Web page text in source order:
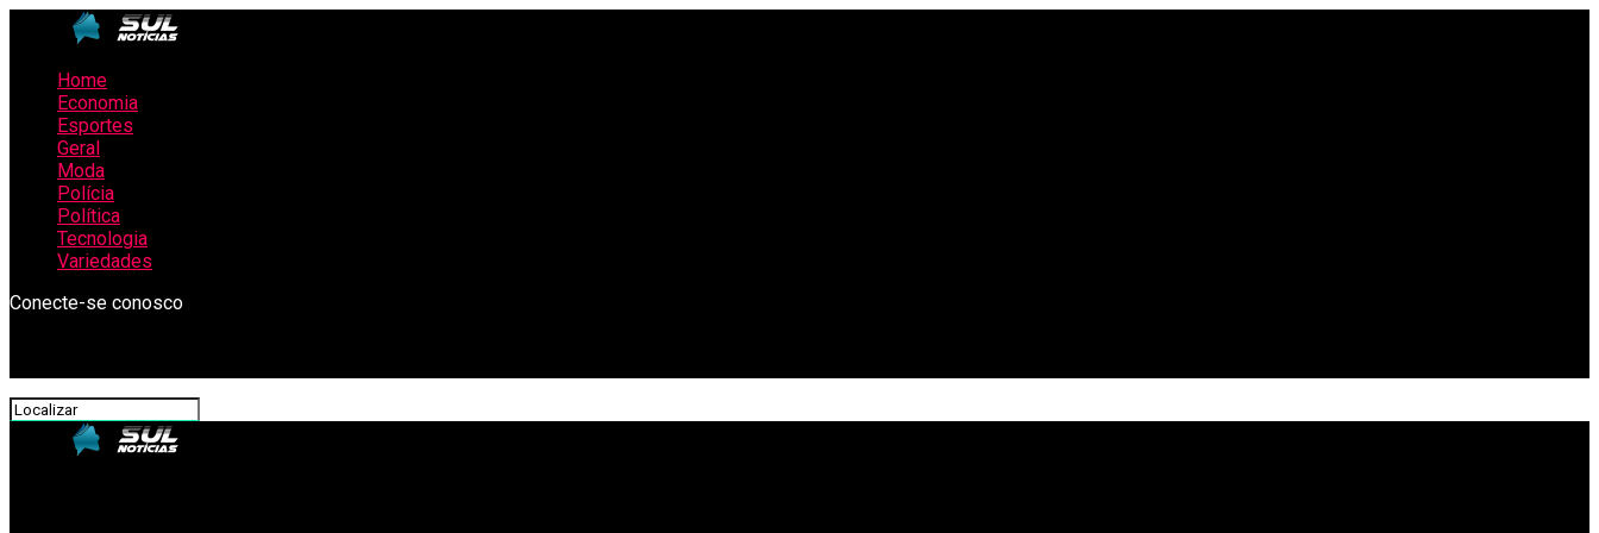
Home
Economia
Esportes
Geral
Moda
Polícia
Política
Tecnologia
Variedades
Conecte-se conosco